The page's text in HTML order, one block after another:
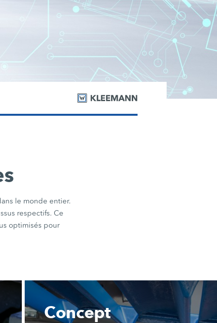
le monde entier.
respectifs. Ce
optimisés pour
Concept